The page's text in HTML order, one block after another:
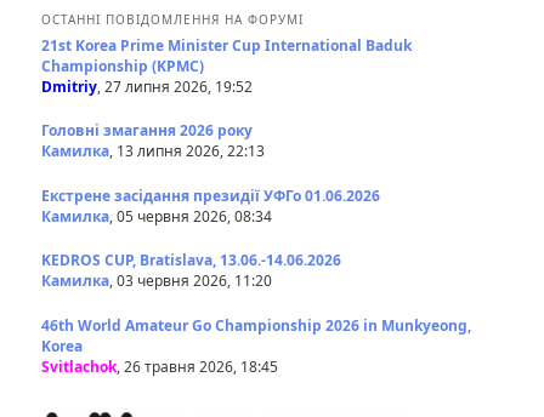
ОСТАННІ ПОВІДОМЛЕННЯ НА ФОРУМІ
21st Korea Prime Minister Cup International Baduk
Championship (KPMC)
Dmitriy, 27 липня 2026, 19:52
Головні змагання 2026 року
Камилка, 13 липня 2026, 22:13
Екстрене засідання президії УФГо 01.06.2026
Камилка, 05 червня 2026, 08:34
KEDROS CUP, Bratislava, 13.06.-14.06.2026
Камилка, 03 червня 2026, 11:20
46th World Amateur Go Championship 2026 in Munkyeong,
Korea
Svitlachok, 26 травня 2026, 18:45